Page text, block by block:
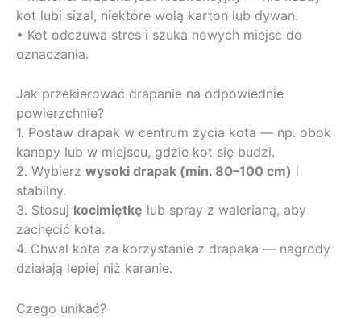
kot lubi sizal, niektóre wolą karton lub dywan.
• Kot odczuwa stres i szuka nowych miejsc do
oznaczania.
Jak przekierować drapanie na odpowiednie
powierzchnie?
1. Postaw drapak w centrum życia kota — np. obok
kanapy lub w miejscu, gdzie kot się budzi.
2. Wybierz wysoki drapak (min. 80–100 cm) i
stabilny.
3. Stosuj kocimiętkę lub spray z walerianą, aby
zachęcić kota.
4. Chwal kota za korzystanie z drapaka — nagrody
działają lepiej niż karanie.
Czego unikać?